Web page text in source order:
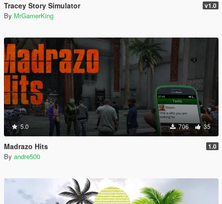
Tracey Story Simulator v1.0
By MrGamerKing
5.0 706 35
Madrazo Hits 1.0
By andre500